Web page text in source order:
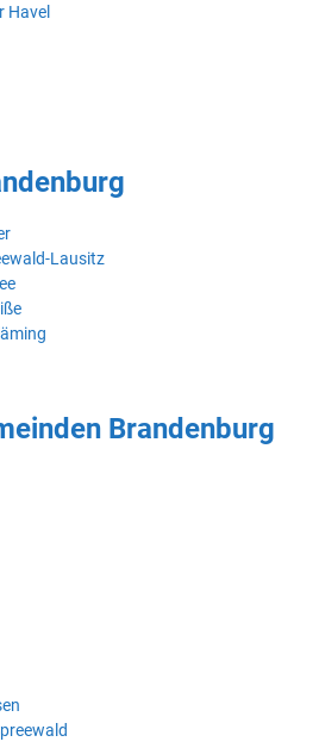
Havel
Lausitz
Brandenburg